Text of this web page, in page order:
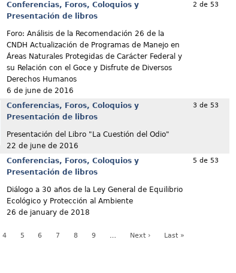
Conferencias, Foros, Coloquios y
Presentación de libros
Foro: Análisis de la Recomendación 26 de la
CNDH Actualización de Programas de Manejo en
Áreas Naturales Protegidas de Carácter Federal y
su Relación con el Goce y Disfrute de Diversos
Derechos Humanos
6 de june de 2016
2 de 53
Conferencias, Foros, Coloquios y
Presentación de libros
Presentación del Libro "La Cuestión del Odio"
22 de june de 2016
3 de 53
Conferencias, Foros, Coloquios y
Presentación de libros
Diálogo a 30 años de la Ley General de Equilibrio
Ecológico y Protección al Ambiente
26 de january de 2018
5 de 53
4 5 6 7 8 9 … Next › Last »